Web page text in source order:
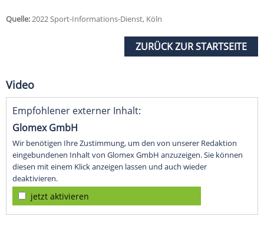
Quelle:2022 Sport-Informations-Dienst, Köln
ZURÜCK ZUR STARTSEITE
Video
Empfohlener externer Inhalt:
Glomex GmbH
Wir benötigen Ihre Zustimmung, um den von unserer Redaktion
eingebundenen Inhalt von Glomex GmbH anzuzeigen. Sie können
diesen mit einem Klick anzeigen lassen und auch wieder
deaktivieren.
jetzt aktivieren